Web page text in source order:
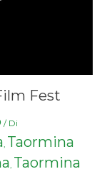
Fest
/ Di
, Taormina
, Taormina